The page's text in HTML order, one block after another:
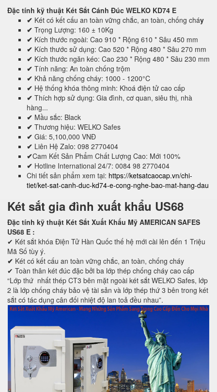
Đặc tính kỹ thuật Két Sắt Cánh Đúc WELKO KD74 E
✔ Két có kết cấu an toàn vững chắc, an toàn, chống cháy
✔ Trọng Lượng: 160 ± 10Kg
✔ Kích thước ngoài: Cao 910 * Rộng 610 * Sâu 450 mm
✔ Kích thước sử dụng: Cao 520 * Rộng 480 * Sâu 270 mm
✔ Kích thước ngăn kéo: Cao 230 * Rộng 480 * Sâu 230 mm
✔ Tính năng: An toàn chống trộm
✔ Khả năng chống cháy: 1000 - 1200°C
✔ Hệ thống khóa thông minh: Khoá điện tử cao cấp
✔ Thích hợp sử dụng: Gia đình, cơ quan, siêu thị, nhà
hàng...
✔ Mầu sắc: Black
✔ Thương hiệu: WELKO Safes
✔ Giá: 5,100,000 VNĐ
✔ Liên Hệ Zalo: 098 2770404
✔Cam Kết Sản Phẩm Chất Lượng Cao: Mới 100%
✔ Hotline International 24/7: 0084 98 2770404
Chi tiết sản phẩm xem tại: https://ketsatcaocap.vn/chi-
tiet/ket-sat-canh-duc-kd74-e-cong-nghe-bao-mat-hang-dau
Két sắt gia đình xuất khẩu US68
Đặc tính kỹ thuật Két Sắt Xuất Khẩu Mỹ AMERICAN SAFES
US68 E :
✔ Két sắt khóa Điện Tử Hàn Quốc thế hệ mới cài lên đến 1 Triệu
Mã Số tùy ý.
✔ Két có kết cấu an toàn vững chắc, an toàn, chống cháy
✔ Toàn thân két đúc đặc bởi ba lớp thép chống cháy cao cấp
“Lớp thứ nhất thép CT3 bên mặt ngoài két sắt WELKO Safes, lớp
2 là lớp chống cháy bảo vệ tài sản và lớp thép thứ 3 bên trong két
sắt có tác dụng cân đối nhiệt độ lan toả đều nhau”.